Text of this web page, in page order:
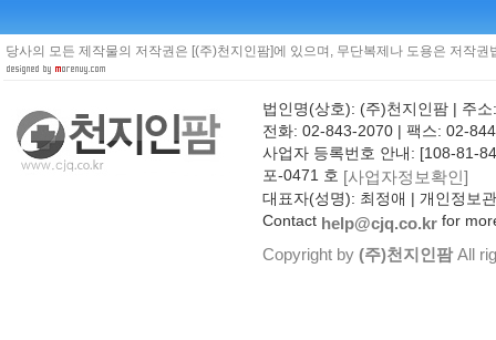
당사의 모든 제작물의 저작권은 [(주)천지인팜]에 있으며, 무단복제나 도용은 저작
법인명(상호): (주)천지인팜 | 주
전화: 02-843-2070 | 팩스: 02-
사업자 등록번호 안내: [108-81-
포-0471 호 [사업자정보확인]
대표자(성명): 최정애 | 개인정보
Contact help@cjq.co.kr for
Copyright by (주)천지인팜All